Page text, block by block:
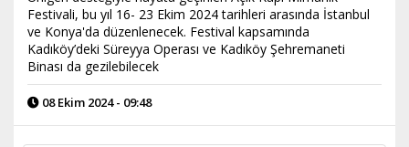
Festivali, bu yıl 16- 23 Ekim 2024 tarihleri arasında İstanbul
ve Konya'da düzenlenecek. Festival kapsamında
Kadıköy’deki Süreyya Operası ve Kadıköy Şehremaneti
Binası da gezilebilecek
08 Ekim 2024 - 09:48